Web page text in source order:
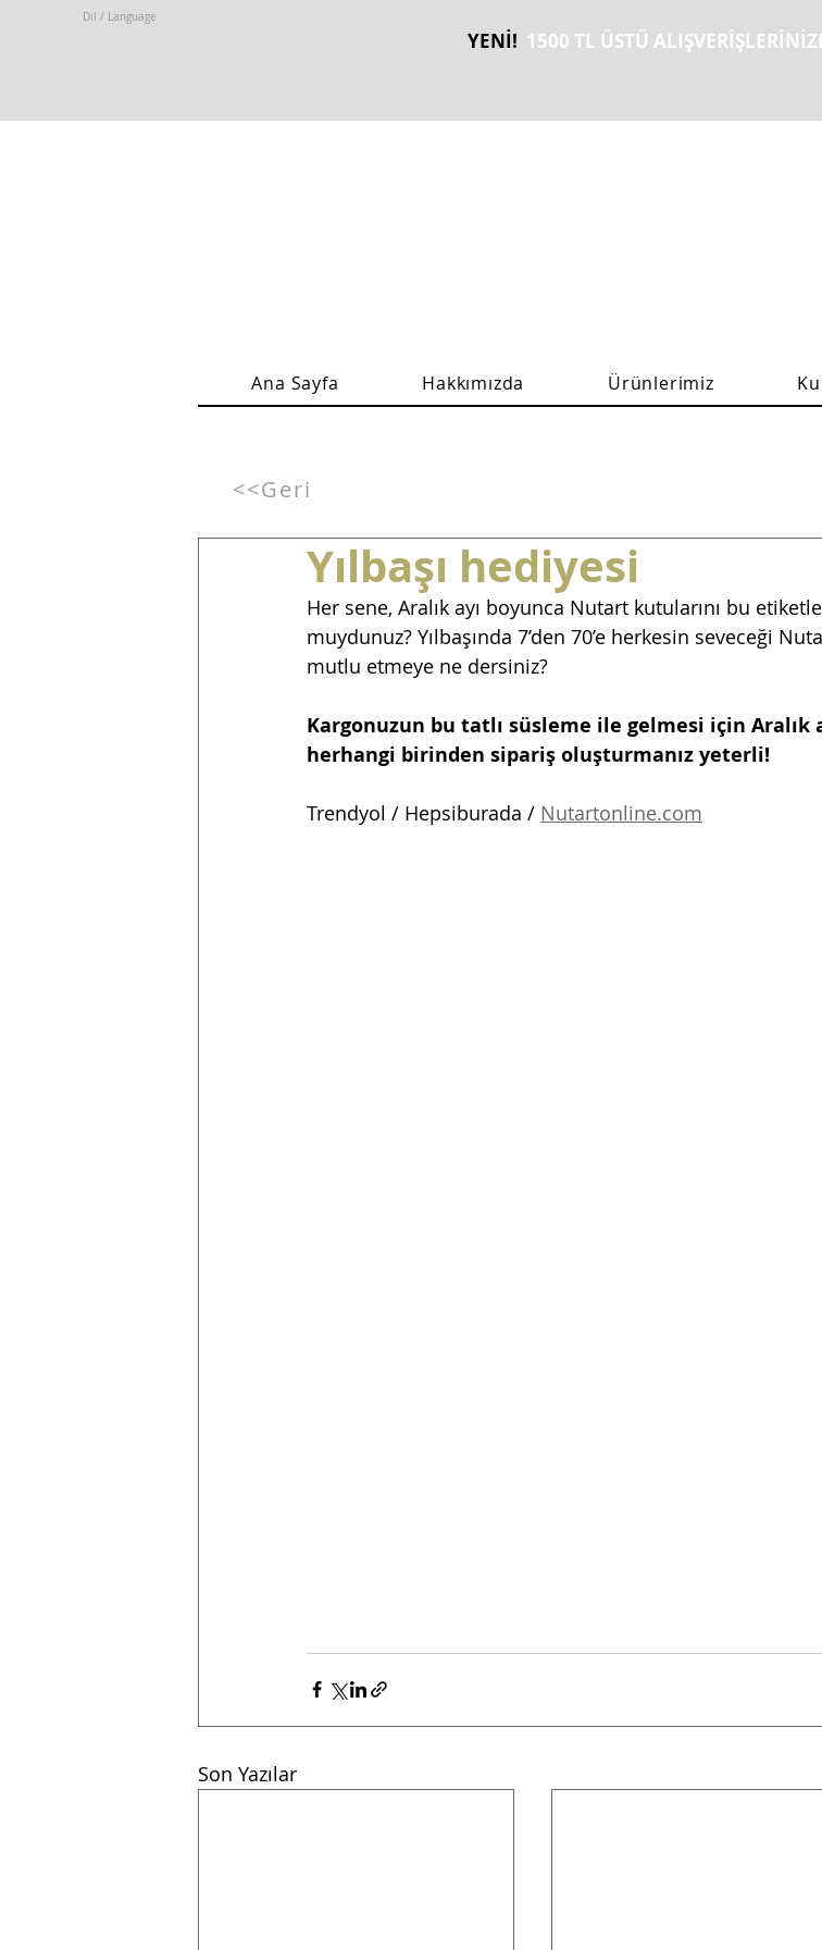
Dil / Language
YENİ! 1500 TL ÜSTÜ
Ana Sayfa Hakkımızda Ürünlerimiz
Yılbaşı hediyesi
Her sene, Aralık ayı boyunca Nutart kutularını bu
muydunuz? Yılbaşında 7’den 70’e herkesin seveceği
mutlu etmeye ne dersiniz?
Kargonuzun bu tatlı süsleme ile gelmesi için Aralık
herhangi birinden sipariş oluşturmanız yeterli!
Trendyol / Hepsiburada / Nutartonline.com
Son Yazılar
<<Geri